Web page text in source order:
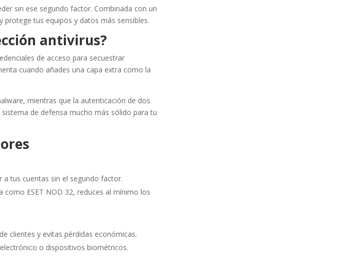
sin ese segundo factor. Combinada con un
tus equipos y datos más sensibles.
antivirus?
de acceso para secuestrar
cuando añades una capa extra como la
mientras que la autenticación de dos
de defensa mucho más sólido para tu
tus cuentas sin el segundo factor.
ESET NOD 32, reduces al mínimo los
clientes y evitas pérdidas económicas.
o dispositivos biométricos.